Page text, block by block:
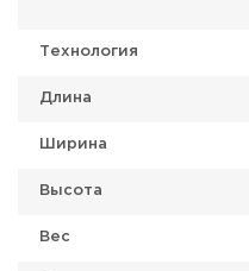
Технология
Длина
Ширина
Высота
Вес